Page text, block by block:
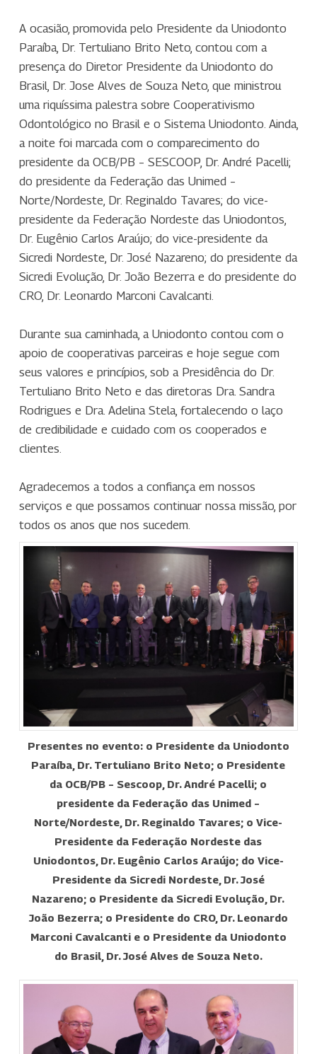
A ocasião, promovida pelo Presidente da Uniodonto
Paraíba, Dr. Tertuliano Brito Neto, contou com a
presença do Diretor Presidente da Uniodonto do
Brasil, Dr. Jose Alves de Souza Neto, que ministrou
uma riquíssima palestra sobre Cooperativismo
Odontológico no Brasil e o Sistema Uniodonto. Ainda,
a noite foi marcada com o comparecimento do
presidente da OCB/PB – SESCOOP, Dr. André Pacelli;
do presidente da Federação das Unimed –
Norte/Nordeste, Dr. Reginaldo Tavares; do vice-
presidente da Federação Nordeste das Uniodontos,
Dr. Eugênio Carlos Araújo; do vice-presidente da
Sicredi Nordeste, Dr. José Nazareno; do presidente da
Sicredi Evolução, Dr. João Bezerra e do presidente do
CRO, Dr. Leonardo Marconi Cavalcanti.
Durante sua caminhada, a Uniodonto contou com o
apoio de cooperativas parceiras e hoje segue com
seus valores e princípios, sob a Presidência do Dr.
Tertuliano Brito Neto e das diretoras Dra. Sandra
Rodrigues e Dra. Adelina Stela, fortalecendo o laço
de credibilidade e cuidado com os cooperados e
clientes.
Agradecemos a todos a confiança em nossos
serviços e que possamos continuar nossa missão, por
todos os anos que nos sucedem.
Presentes no evento: o Presidente da Uniodonto
Paraíba, Dr. Tertuliano Brito Neto; o Presidente
da OCB/PB – Sescoop, Dr. André Pacelli; o
presidente da Federação das Unimed –
Norte/Nordeste, Dr. Reginaldo Tavares; o Vice-
Presidente da Federação Nordeste das
Uniodontos, Dr. Eugênio Carlos Araújo; do Vice-
Presidente da Sicredi Nordeste, Dr. José
Nazareno; o Presidente da Sicredi Evolução, Dr.
João Bezerra; o Presidente do CRO, Dr. Leonardo
Marconi Cavalcanti e o Presidente da Uniodonto
do Brasil, Dr. José Alves de Souza Neto.